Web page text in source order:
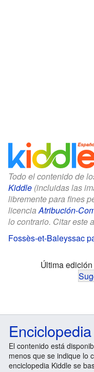
Todo el contenido de
Kiddle (incluidas las
libremente para fines
licenciaAtribución-
lo contrario. Citar este
Fossès-et-Baleyssac
Última
El contenido está
menos que se indique lo
enciclopedia Kiddle se